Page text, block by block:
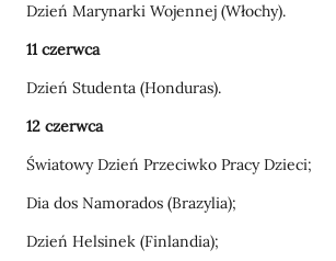
Dzień Marynarki Wojennej (Włochy).
11 czerwca
Dzień Studenta (Honduras).
12 czerwca
Światowy Dzień Przeciwko Pracy Dzieci;
Dia dos Namorados (Brazylia);
Dzień Helsinek (Finlandia);